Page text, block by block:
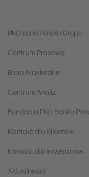
PKO Bank Polski i Grupa
Centrum Prasowe
Biuro Maklerskie
Centrum Analiz
Fundacja PKO Banku
Kontakt dla Klientów
Kontakt dla Inwestorów
Aktualności